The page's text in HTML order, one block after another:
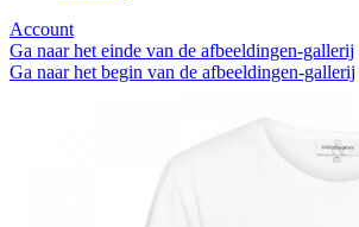
Account
Ga naar het einde van de afbeeldingen-gallerij
Ga naar het begin van de afbeeldingen-gallerij